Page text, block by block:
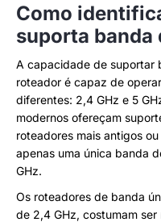
Como
suporta banda
A capacidade de suportar
roteador é capaz de
diferentes: 2,4 GHz e 5
modernos ofereçam
roteadores mais antigos
apenas uma única banda
GHz.
Os roteadores de banda
de 2,4 GHz, costumam ser